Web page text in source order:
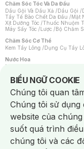
Chăm Sóc Tóc Và Da Đầu
Dầu Gội Và Dầu Xả /Dầu Gội /
Tẩy Tế Bào Chết Da Đầu /Mặt
Xịt Dưỡng Tóc /Thuốc Nhuộm
Máy Sấy Tóc /Lược /Bộ Chăm
Chăm Sóc Cơ Thể
Kem Tẩy Lông /Dụng Cụ Tẩy
Nước Hoa
Nước Hoa Nữ
Chăm Sóc Cá Nhân
Chống Muỗi /Khẩu Trang /
Sản Phẩm Chăm Sóc Khác /
Hỗ Trợ Trắng Răng/Kem Đánh
Tăm / Chỉ Nha Khoa/ Xịt Thơm
Khăn Ướt Vệ Sinh Vùng Kín/
Máy Cạo Râu
Vấn Đề Về Da
Da Dầu / Lỗ Chân Lông To/
Da Nhạy Cảm / Kích Ứng
Da
BIỂU NGỮ COOKIE
Notice about cookies
Chúng tôi quan
Chúng tôi sử
website của
suốt quá trình
chúng tôi và các